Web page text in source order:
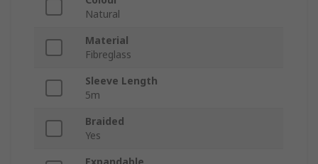
Natural
Material
Fibreglass
Sleeve Length
5m
Braided
Yes